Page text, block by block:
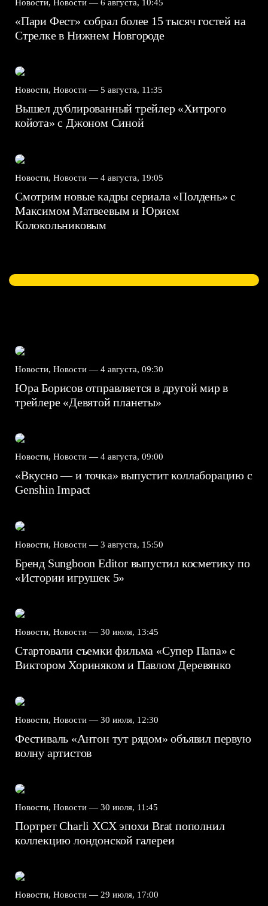
Новости, Новости — 6 августа, 10:45
«Пари Фест» собрал более 15 тысяч гостей на
Стрелке в Нижнем Новгороде
Новости, Новости — 5 августа, 11:35
Вышел дублированный трейлер «Хитрого
койота» с Джоном Синой
Новости, Новости — 4 августа, 19:05
Смотрим новые кадры сериала «Полдень» с
Максимом Матвеевым и Юрием
Колокольниковым
Новости, Новости — 4 августа, 09:30
Юра Борисов отправляется в другой мир в
трейлере «Девятой планеты»
Новости, Новости — 4 августа, 09:00
«Вкусно — и точка» выпустит коллаборацию с
Genshin Impact⁠⁠
Новости, Новости — 3 августа, 15:50
Бренд Sungboon Editor выпустил косметику по
«Истории игрушек 5»
Новости, Новости — 30 июля, 13:45
Стартовали съемки фильма «Супер Папа» с
Виктором Хориняком и Павлом Деревянко
Новости, Новости — 30 июля, 12:30
Фестиваль «Антон тут рядом» объявил первую
волну артистов
Новости, Новости — 30 июля, 11:45
Портрет Charli XCX эпохи Brat пополнил
коллекцию лондонской галереи
Новости, Новости — 29 июля, 17:00